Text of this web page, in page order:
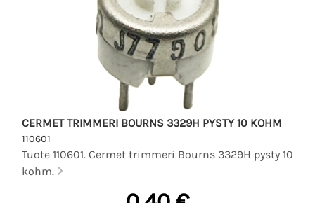
CERMET TRIMMERI BOURNS 3329H PYSTY 10 KOHM
110601
Tuote 110601. Cermet trimmeri Bourns 3329H pysty 10
kohm.